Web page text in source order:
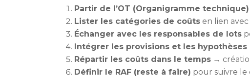
Partir de l’OT (Organigramme technique)
Lister les catégories de coûts en lien
Échanger avec les responsables de lots
Intégrer les provisions et les hypothèses
Répartir les coûts dans le temps →
Définir le RAF (reste à faire) pour suivre